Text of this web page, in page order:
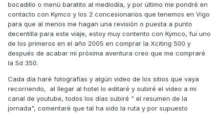
bocadillo o menú baratito al mediodía, y por último me pondré en
contacto con Kymco y los 2 concesionarios que tenemos en Vigo
para que al menos me hagan una revisión o puesta a punto
decentilla para este viaje, estoy muy contento con Kymco, fui uno
de los primeros en el año 2005 en comprar la Xciting 500 y
después de acabar mi próxima aventura creo que me compraré
la Sd 350.
Cada día haré fotografías y algún video de los sitios que vaya
recorriendo,
al llegar al hotel lo editaré y subiré el video a mi
canal de youtube, todos los días subiré " el resumen de la
jornada", comentaré que tal ha sido la ruta y por supuesto